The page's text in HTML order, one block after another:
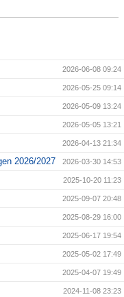
2026-06-08 09:24
2026-05-25 09:14
2026-05-09 13:24
2026-05-05 13:21
2026-04-13 21:34
2026/2027 2026-03-30 14:53
2025-10-20 11:23
2025-09-07 20:48
2025-08-29 16:00
2025-06-17 19:54
2025-05-02 17:49
2025-04-07 19:49
2024-11-08 23:23